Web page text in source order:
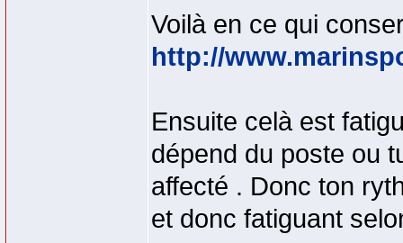
Voilà en ce qui
http://
Ensuite celà est
dépend du poste ou
affecté . Donc ton
et donc fatiguant